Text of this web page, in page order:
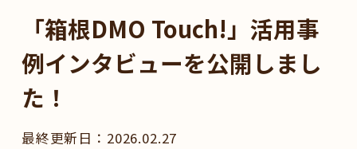
「箱根DMO Touch!」活用事
例インタビューを公開しまし
た！
2026.02.27